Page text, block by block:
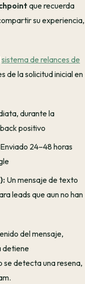
que recuerda
su experiencia,
sistema de relances de
de la solicitud inicial en
durante la
positivo
Enviado 24–48 horas
Un mensaje de texto
leads que aun no han
del mensaje,
detiene
se detecta una resena,